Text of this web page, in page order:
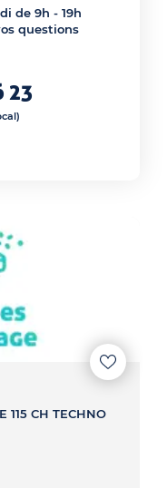
de 9h - 19h
questions
23
115 CH TECHNO